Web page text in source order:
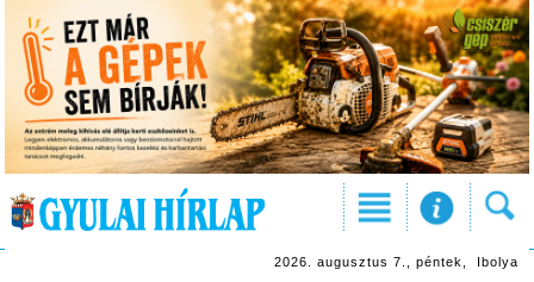
2026. augusztus 7., péntek, Ibolya